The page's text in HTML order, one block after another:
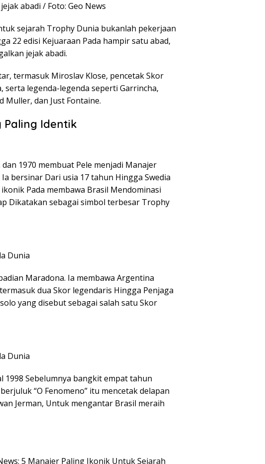
abadi / Foto: Geo News
sejarah Trophy Dunia bukanlah pekerjaan
22 edisi Kejuaraan Pada hampir satu abad,
jejak abadi.
termasuk Miroslav Klose, pencetak Skor
legenda-legenda seperti Garrincha,
Muller, dan Just Fontaine.
Paling Identik
1970 membuat Pele menjadi Manajer
bersinar Dari usia 17 tahun Hingga Swedia
Pada membawa Brasil Mendominasi
Dikatakan sebagai simbol terbesar Trophy
Maradona. Ia membawa Argentina
dua Skor legendaris Hingga Penjaga
yang disebut sebagai salah satu Skor
Sebelumnya bangkit empat tahun
“O Fenomeno” itu mencetak delapan
Jerman, Untuk mengantar Brasil meraih
5 Manajer Paling Ikonik Untuk Sejarah